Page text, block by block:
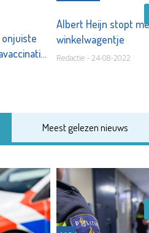
onjuiste
Albert Heijn stopt
winkelwagentje
Redactie - 24-08-2022
Meest gelezen nieuws